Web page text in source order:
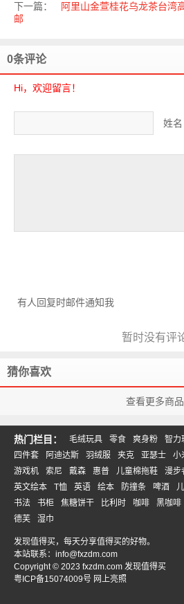
下一篇：
阿里山金萱桂花乌龙茶台湾
邮
0条评论
Hi，欢迎留言！
姓
有人回复时邮件通知我
暂时没有评
猜你喜欢
查看更多商品
热门栏目： 毛绒玩具 零食 爽身粉 智力
四件套
阿迪达斯 羽绒服 夹克 亚瑟士 小
游戏机
索尼 戴森 惠普 儿童棉拖鞋 漫步
英文绘本
T恤 英语 绘本 防撞条 啤酒
书法
书柜 焦糖饼干 比利时 咖啡 黑咖啡
德芙
湿巾
发现值得买，每天分享值得买的好物。
本站联系： info@fxzdm.com
Copyright © 2023 fxzdm.com 发现值得买
粤ICP备15074009号 网上亮照